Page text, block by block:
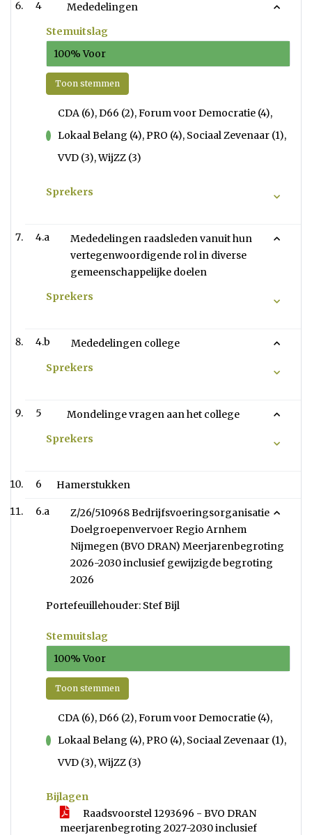
4
Mededelingen
Stemuitslag
100% Voor
Toon stemmen
CDA (6), D66 (2), Forum voor Democratie (4),
Lokaal Belang (4), PRO (4), Sociaal Zevenaar (1),
VVD (3), WijZZ (3)
Sprekers
4.a
Mededelingen raadsleden vanuit hun
vertegenwoordigende rol in diverse
gemeenschappelijke doelen
Sprekers
4.b
Mededelingen college
Sprekers
5
Mondelinge vragen aan het college
Sprekers
6 Hamerstukken
6.a
Z/26/510968 Bedrijfsvoeringsorganisatie
Doelgroepenvervoer Regio Arnhem
Nijmegen (BVO DRAN) Meerjarenbegroting
2026-2030 inclusief gewijzigde begroting
2026
Portefeuillehouder: Stef Bijl
Stemuitslag
100% Voor
Toon stemmen
CDA (6), D66 (2), Forum voor Democratie (4),
Lokaal Belang (4), PRO (4), Sociaal Zevenaar (1),
VVD (3), WijZZ (3)
Bijlagen
Raadsvoorstel 1293696 - BVO DRAN
meerjarenbegroting 2027-2030 inclusief